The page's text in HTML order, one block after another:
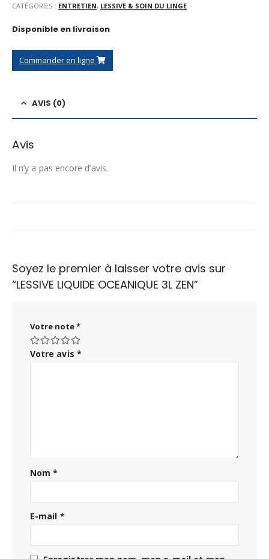
CATÉGORIES : ENTRETIEN, LESSIVE & SOIN DU LINGE
Disponible en livraison
Commander en ligne
AVIS (0)
Avis
Il n’y a pas encore d’avis.
Soyez le premier à laisser votre avis sur
“LESSIVE LIQUIDE OCEANIQUE 3L ZEN”
Votre note*
Votre avis *
Nom*
E-mail *